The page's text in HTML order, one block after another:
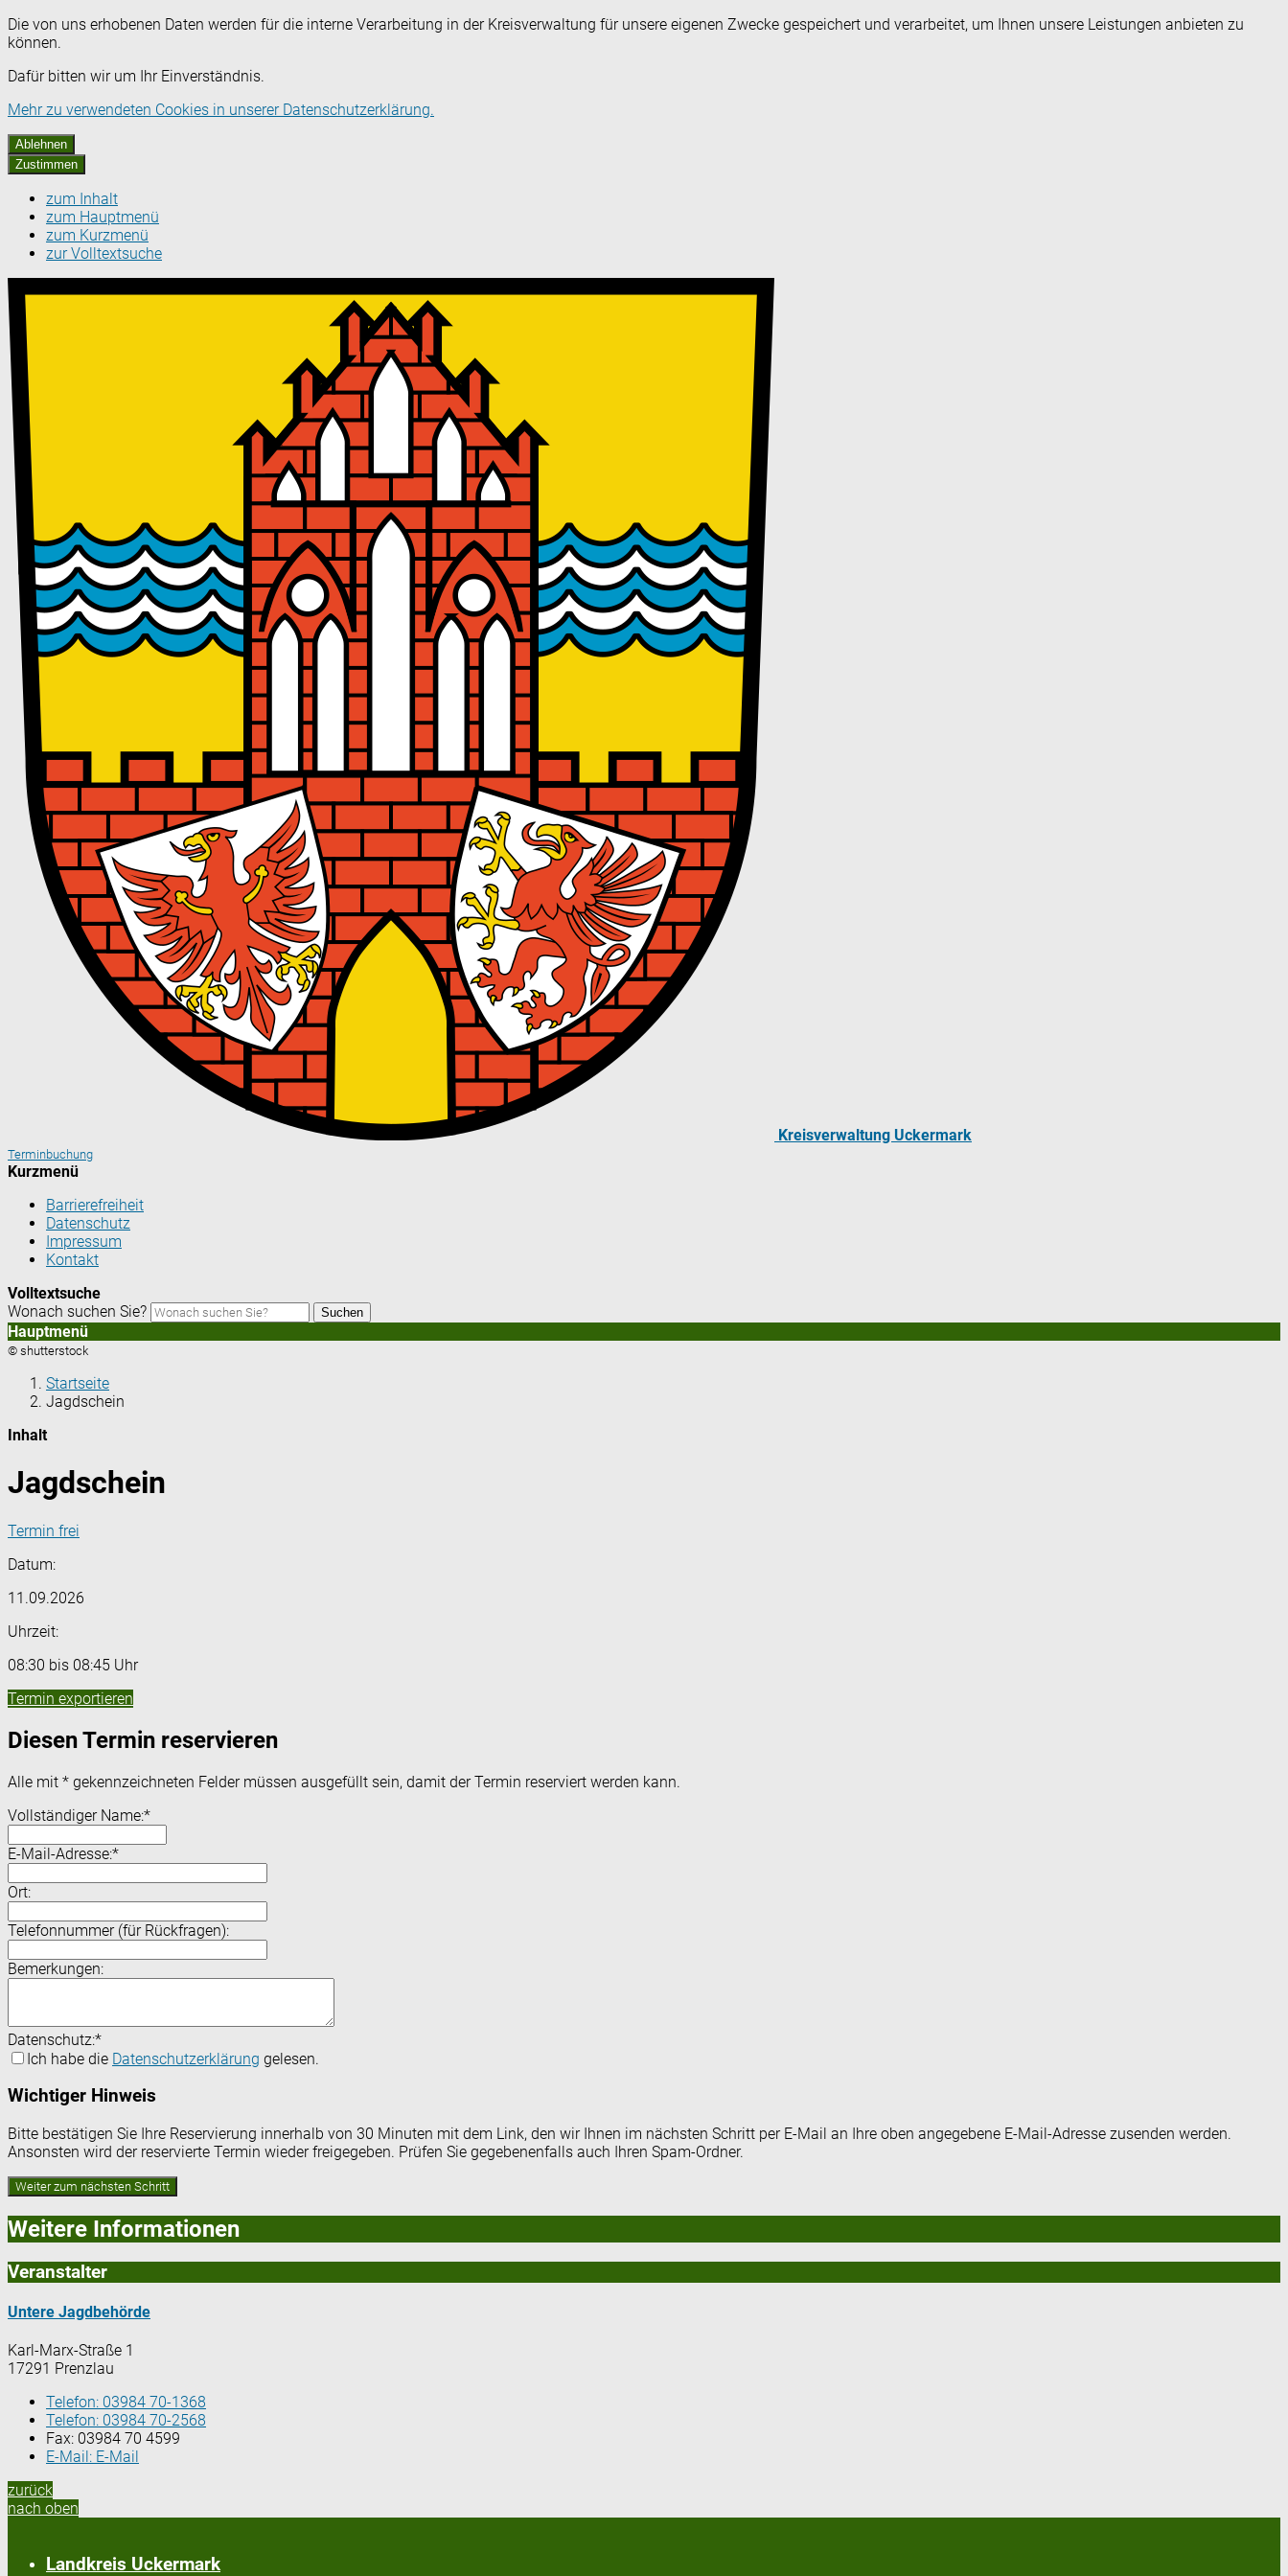
Die von uns erhobenen Daten werden für die interne Verarbeitung in der Kreisverwaltung für unsere eigenen Zwecke gespeichert und verarbeitet, um Ihnen unsere Leistungen anbieten zu
können.
Dafür bitten wir um Ihr Einverständnis.
Mehr zu verwendeten Cookies in unserer Datenschutzerklärung.
Ablehnen
Zustimmen
zum Inhalt
zum Hauptmenü
zum Kurzmenü
zur Volltextsuche
Kreisverwaltung Uckermark
Terminbuchung
Kurzmenü
Barrierefreiheit
Datenschutz
Impressum
Kontakt
Volltextsuche
Wonach suchen Sie?
Suchen
Hauptmenü
© shutterstock
Startseite
Jagdschein
Inhalt
Jagdschein
Termin frei
Datum:
11.09.2026
Uhrzeit:
08:30 bis 08:45 Uhr
Termin exportieren
Diesen Termin reservieren
Alle mit * gekennzeichneten Felder müssen ausgefüllt sein, damit der Termin reserviert werden kann.
Vollständiger Name:*
E-Mail-Adresse:*
Ort:
Telefonnummer (für Rückfragen):
Bemerkungen:
Datenschutz:*
Ich habe die Datenschutzerklärung gelesen.
Wichtiger Hinweis
Bitte bestätigen Sie Ihre Reservierung innerhalb von 30 Minuten mit dem Link, den wir Ihnen im nächsten Schritt per E-Mail an Ihre oben angegebene E-Mail-Adresse zusenden werden.
Ansonsten wird der reservierte Termin wieder freigegeben. Prüfen Sie gegebenenfalls auch Ihren Spam-Ordner.
Weitere Informationen
Veranstalter
Untere Jagdbehörde
Karl-Marx-Straße 1
17291 Prenzlau
Telefon: 03984 70-1368
Telefon: 03984 70-2568
Fax: 03984 70 4599
E-Mail: E-Mail
zurück
nach oben
Landkreis Uckermark